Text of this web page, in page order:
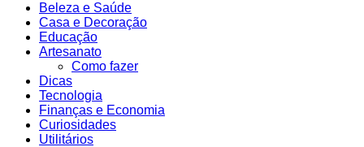
Beleza e Saúde
Casa e Decoração
Educação
Artesanato
Como fazer
Dicas
Tecnologia
Finanças e Economia
Curiosidades
Utilitários